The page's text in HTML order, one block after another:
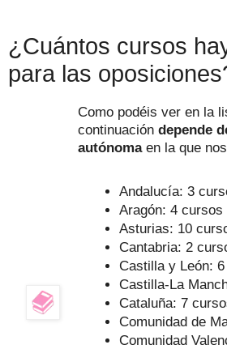
¿Cuántos cursos
para las
Como podéis ver en la
continuación depende
autónomaen la que
Andalucía: 3
Aragón: 4 cursos
Asturias: 10
Cantabria: 2
Castilla y León:
Castilla-La
Cataluña: 7
Comunidad de
Comunidad